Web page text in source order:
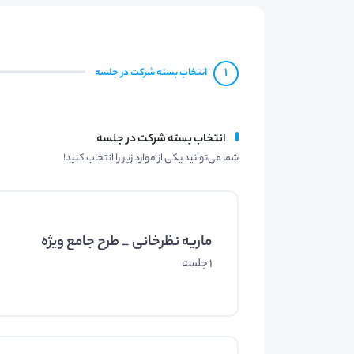
1 انتخاب بسته شرکت در جلسه
انتخاب بسته شرکت در جلسه
شما می‌توانید یکی از موارد زیر را انتخاب کنید!
ماریه نظرخانی _ طرح جامع ویژه
1 جلسه